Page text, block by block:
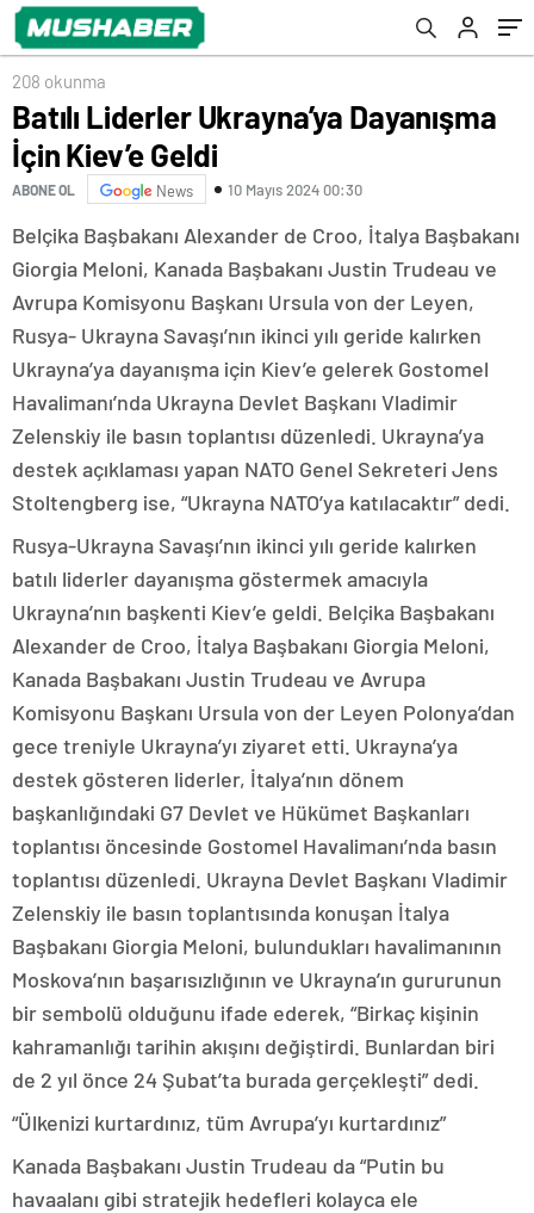
208 okunma
Batılı Liderler Ukrayna’ya Dayanışma
İçin Kiev’e Geldi
ABONE OL News 10 Mayıs 2024 00:30
Belçika Başbakanı Alexander de Croo, İtalya Başbakanı
Giorgia Meloni, Kanada Başbakanı Justin Trudeau ve
Avrupa Komisyonu Başkanı Ursula von der Leyen,
Rusya- Ukrayna Savaşı’nın ikinci yılı geride kalırken
Ukrayna’ya dayanışma için Kiev’e gelerek Gostomel
Havalimanı’nda Ukrayna Devlet Başkanı Vladimir
Zelenskiy ile basın toplantısı düzenledi. Ukrayna’ya
destek açıklaması yapan NATO Genel Sekreteri Jens
Stoltengberg ise, “Ukrayna NATO’ya katılacaktır” dedi.
Rusya-Ukrayna Savaşı’nın ikinci yılı geride kalırken
batılı liderler dayanışma göstermek amacıyla
Ukrayna’nın başkenti Kiev’e geldi. Belçika Başbakanı
Alexander de Croo, İtalya Başbakanı Giorgia Meloni,
Kanada Başbakanı Justin Trudeau ve Avrupa
Komisyonu Başkanı Ursula von der Leyen Polonya’dan
gece treniyle Ukrayna’yı ziyaret etti. Ukrayna’ya
destek gösteren liderler, İtalya’nın dönem
başkanlığındaki G7 Devlet ve Hükümet Başkanları
toplantısı öncesinde Gostomel Havalimanı’nda basın
toplantısı düzenledi. Ukrayna Devlet Başkanı Vladimir
Zelenskiy ile basın toplantısında konuşan İtalya
Başbakanı Giorgia Meloni, bulundukları havalimanının
Moskova’nın başarısızlığının ve Ukrayna’ın gururunun
bir sembolü olduğunu ifade ederek, “Birkaç kişinin
kahramanlığı tarihin akışını değiştirdi. Bunlardan biri
de 2 yıl önce 24 Şubat’ta burada gerçekleşti” dedi.
“Ülkenizi kurtardınız, tüm Avrupa’yı kurtardınız”
Kanada Başbakanı Justin Trudeau da “Putin bu
havaalanı gibi stratejik hedefleri kolayca ele